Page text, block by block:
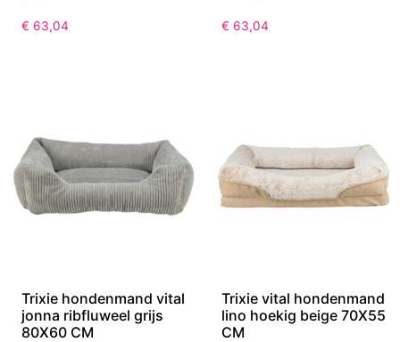
€ 63,04 € 63,04
Trixie hondenmand vital
jonna ribfluweel grijs
80X60 CM
Trixie vital hondenmand
lino hoekig beige 70X55
CM